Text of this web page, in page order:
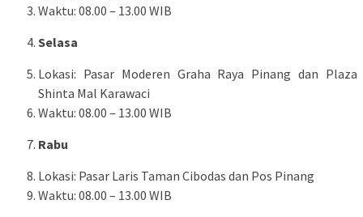
Waktu: 08.00 – 13.00 WIB
Selasa
Lokasi: Pasar Moderen Graha Raya Pinang dan Plaza
Shinta Mal Karawaci
Waktu: 08.00 – 13.00 WIB
Rabu
Lokasi: Pasar Laris Taman Cibodas dan Pos Pinang
Waktu: 08.00 – 13.00 WIB